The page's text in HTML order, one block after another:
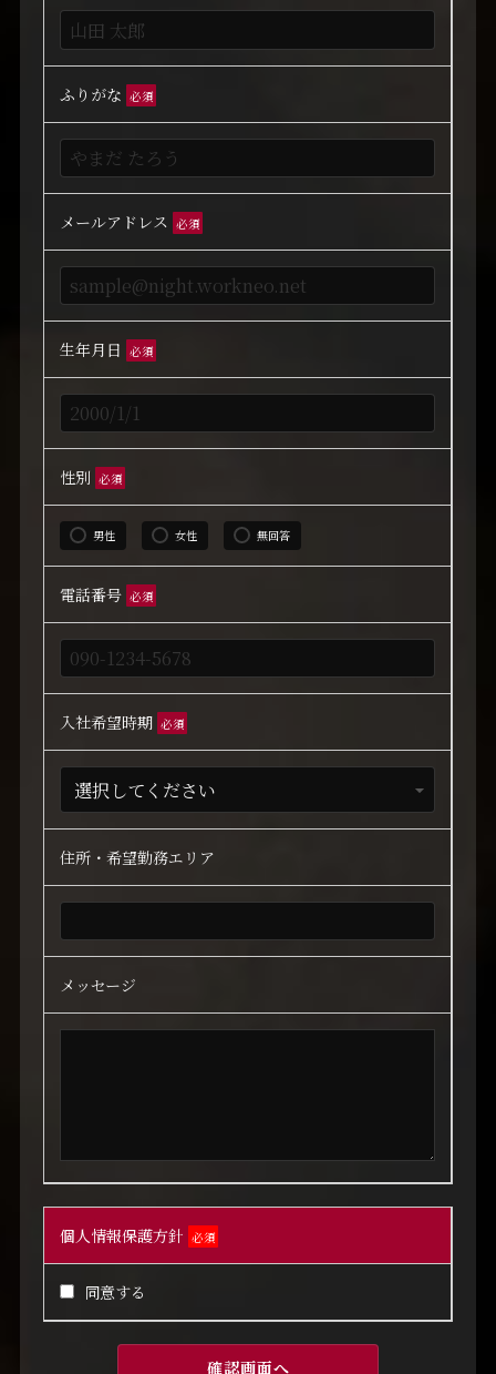
ふりがな 必須
メールアドレス 必須
生年月日 必須
性別 必須
男性 女性 無回答
電話番号 必須
入社希望時期 必須
住所・希望勤務エリア
メッセージ
個人情報保護方針 必須
同意する